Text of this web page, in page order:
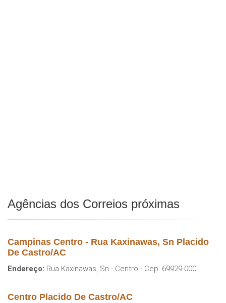
Agências dos Correios próximas
Campinas Centro - Rua Kaxinawas, Sn Placido
De Castro/AC
Endereço: Rua Kaxinawas, Sn - Centro - Cep: 69929-000
Centro Placido De Castro/AC